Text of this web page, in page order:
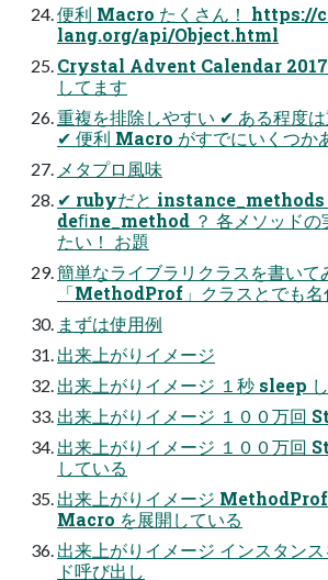
便利 Macro たくさん！
lang.org/api/Object.html
Crystal Advent Calendar 2017
してます
重複を排除しやすい ✔ ある程度
✔ 便利 Macro がすでにいくつか
メタプロ風味
✔ rubyだと instance_methods
deﬁne_method ？ 各メソッドの
たい！ お題
簡単なライブラリクラスを書いて
「MethodProf」クラスとでも名
まずは使用例
出来上がりイメージ
出来上がりイメージ １秒 sleep
出来上がりイメージ １００万回
出来上がりイメージ １００万回
している
出来上がりイメージ
Macro を展開している
出来上がりイメージ インスタン
ド呼び出し